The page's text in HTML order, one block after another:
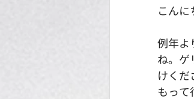
こんに
例年よ
ね。ゲ
けく
もって